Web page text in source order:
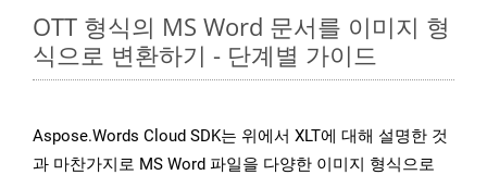
OTT 형식의 MS Word 문서를 이미지 형
식으로 변환하기 - 단계별 가이드
Aspose.Words Cloud SDK는 위에서 XLT에 대해 설명한 것
과 마찬가지로 MS Word 파일을 다양한 이미지 형식으로